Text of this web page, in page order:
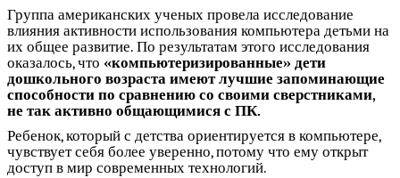
Группа американских ученых провела исследование
влияния активности использования компьютера детьми на
их общее развитие. По результатам этого исследования
оказалось, что «компьютеризированные» дети
дошкольного возраста имеют лучшие запоминающие
способности по сравнению со своими сверстниками,
не так активно общающимися с ПК.
Ребенок, который с детства ориентируется в компьютере,
чувствует себя более уверенно, потому что ему открыт
доступ в мир современных технологий.